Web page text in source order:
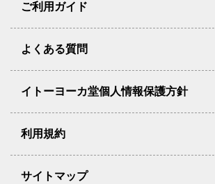
ご利用ガイド
よくある質問
イトーヨーカ堂個人情報保護方針
利用規約
サイトマップ